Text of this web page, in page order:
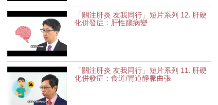
「關注肝炎 友我同行」短片系列 12. 肝硬
化併發症：肝性腦病變
「關注肝炎 友我同行」短片系列 11. 肝硬
化併發症：食道/胃道靜脈曲張